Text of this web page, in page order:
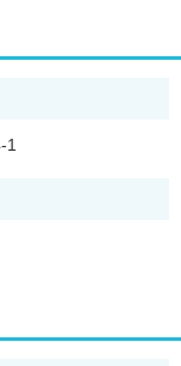
す。
に分けるなど、
1